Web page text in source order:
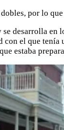
por lo
se desarrolla en
el que
estaba